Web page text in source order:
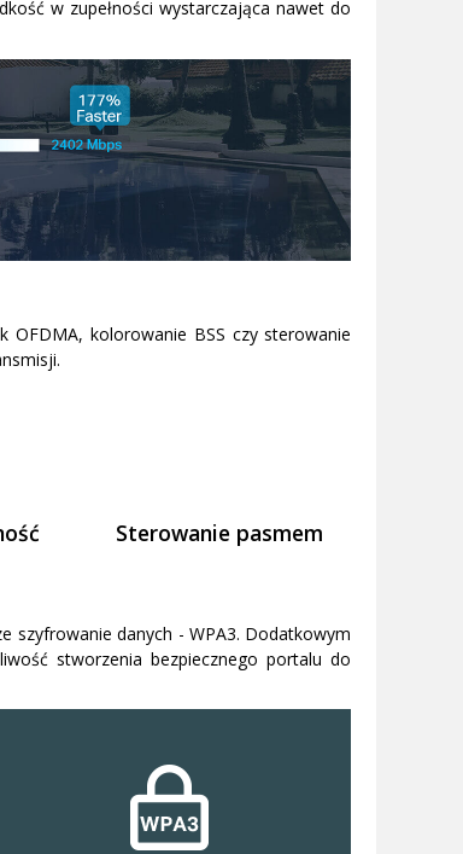
w zupełności wystarczająca nawet do
kolorowanie BSS czy sterowanie
Sterowanie pasmem
szyfrowanie danych - WPA3. Dodatkowym
stworzenia bezpiecznego portalu do